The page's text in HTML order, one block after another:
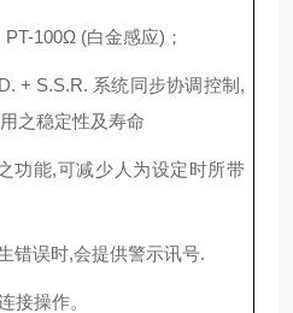
100Ω (白金感应)；
+ S.S.R. 系统同步协调控制,
之稳定性及寿命
功能,可减少人为设定时所带
错误时,会提供警示讯号.
接操作。